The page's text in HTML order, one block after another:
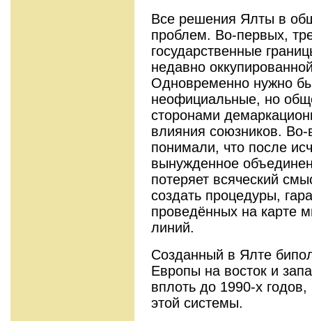
Все решения Ялты в
проблем. Во-первых,
государственные
недавно
Одновременно нужно
неофициальные, но
сторонами
влияния союзников.
понимали, что после
вынужденное
потеряет всяческий
создать процедуры,
проведённых на карте
линий.
Созданный в Ялте
Европы на восток и
вплоть до 1990-х годов,
этой системы.